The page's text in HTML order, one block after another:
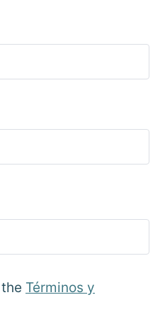
Términos y